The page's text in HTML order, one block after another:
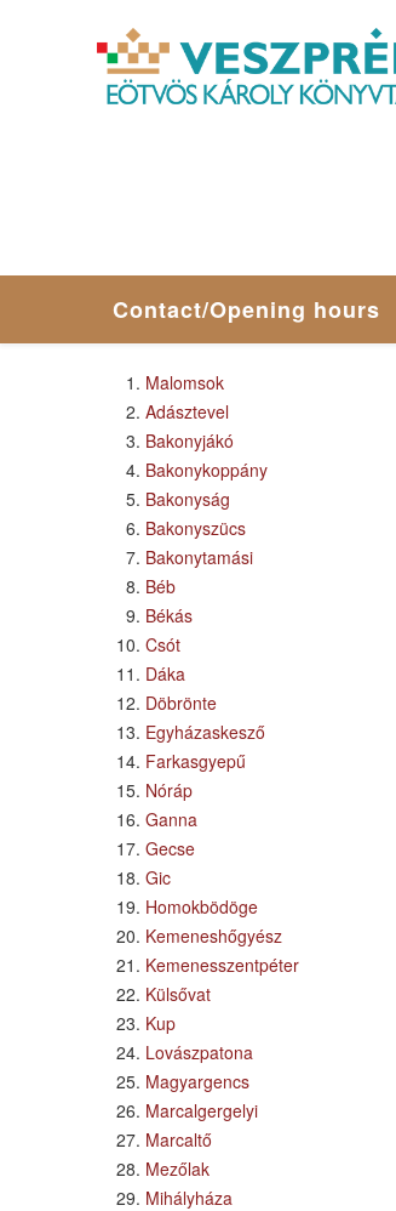
Contact/Opening hours
Malomsok
Adásztevel
Bakonyjákó
Bakonykoppány
Bakonyság
Bakonyszücs
Bakonytamási
Béb
Békás
Csót
Dáka
Döbrönte
Egyházaskesző
Farkasgyepű
Nóráp
Ganna
Gecse
Gic
Homokbödöge
Kemeneshőgyész
Kemenesszentpéter
Külsővat
Kup
Lovászpatona
Magyargencs
Marcalgergelyi
Marcaltő
Mezőlak
Mihályháza